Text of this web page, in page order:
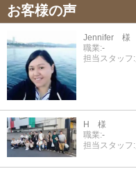
お客様の声
Jennifer 様
職業:-
担当スタッフ:
H 様
職業:-
担当スタッフ: